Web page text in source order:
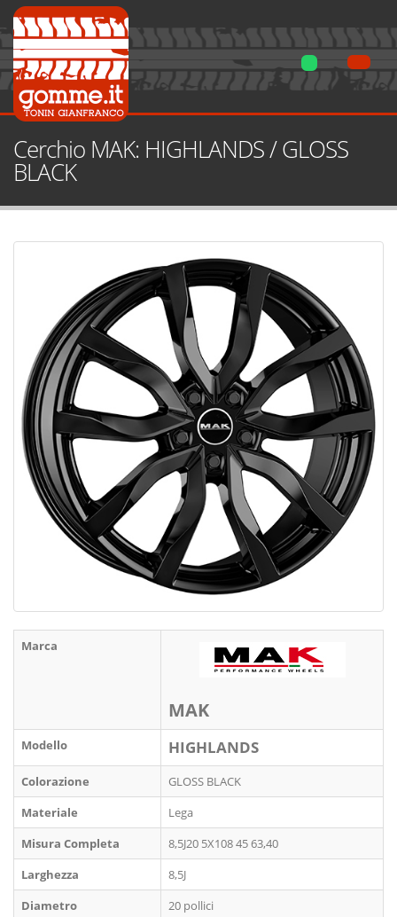
Cerchio MAK: HIGHLANDS / GLOSS
BLACK
Marca
MAK
Modello HIGHLANDS
Colorazione
GLOSS BLACK
Materiale
Lega
Misura Completa
8,5J20 5X108 45 63,40
Larghezza
8,5J
Diametro
20 pollici